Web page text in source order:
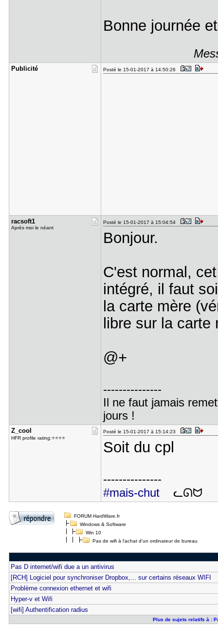
Bonne journée
Publicité Posté le 15-01-2017 à 14:50:26
racsoft1
Après moi le néant
Posté le 15-01-2017 à 15:04:54
Bonjour.
C'est normal,
intégré, il faut
la carte mère
libre sur la
@+
---------------
Il ne faut jamais
jours !
Z_cool
HFR profile rating:⭐⭐⭐⭐
Posté le 15-01-2017 à 15:14:23
Soit du cpl
---------------
#mais-chutᓚᘏᗢ
FORUM HardWare.fr
Windows & Software
Win 10
Pas de wifi à l'achat d'un ordinateur de bureau
Pas D internet/wifi due a un antivirus
[RCH] Logiciel pour synchroniser Dropbox,... sur certains réseaux WIFI
Problème connexion ethernet et wifi
Hyper-v et Wifi
[wifi] Authentification radius
Plus de sujets relatifs à :